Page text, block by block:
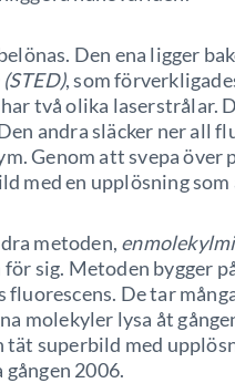
Den ena ligger
, som
två olika laserstrålar.
andra släcker ner all
Genom att svepa över
med en upplösning
metoden,
sig. Metoden bygger
De tar
molekyler lysa åt
tät superbild med
2006.